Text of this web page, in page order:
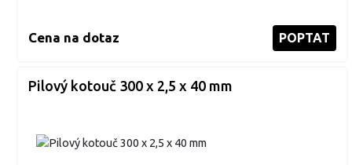
Cena na dotaz POPTAT
Pilový kotouč 300 x 2,5 x 40 mm